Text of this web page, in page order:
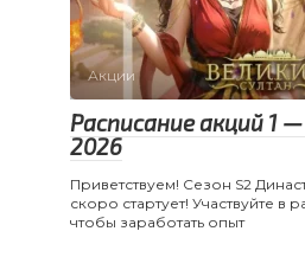
Акции
Расписание акций 1
2026
Приветствуем! Сезон S2
скоро стартует! Участвуйте в
чтобы заработать опыт